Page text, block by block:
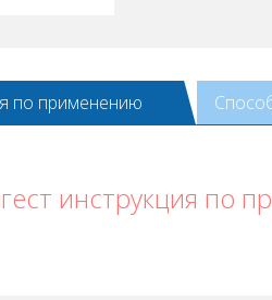
по применению
инструкция по